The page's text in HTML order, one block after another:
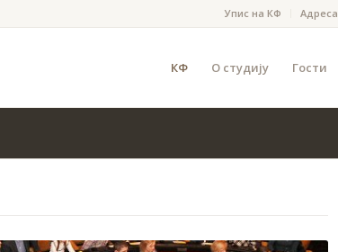
Упис на КФ Адреса
КФ О студију Гости